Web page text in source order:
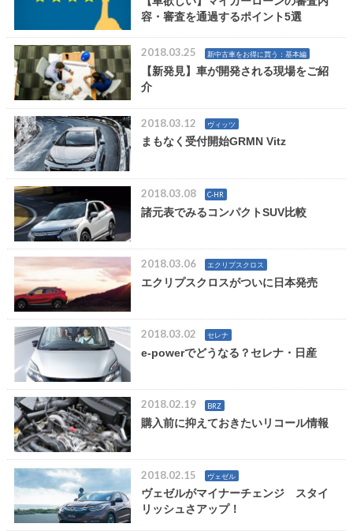
容・審査を通過するポイント5選
2018.03.25 新中古車をお得に買う：基本編
【新発見】車が開発される現場をご紹
介
2018.03.12 ヴィッツ
まもなく受付開始GRMN Vitz
2018.03.08 C-HR
諸元表でみるコンパクトSUV比較
2018.03.06 エクリプスクロス
エクリプスクロスがついに日本発売
2018.03.02 セレナ
e-powerでどうなる？セレナ・日産
2018.02.19 BRZ
購入前に抑えておきたいリコール情報
2018.02.15 ヴェゼル
ヴェゼルがマイナーチェンジ スタイ
リッシュさアップ！